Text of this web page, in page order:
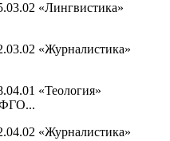
«Лингвистика»
«Журналистика»
«Теология»
ФГО...
«Журналистика»